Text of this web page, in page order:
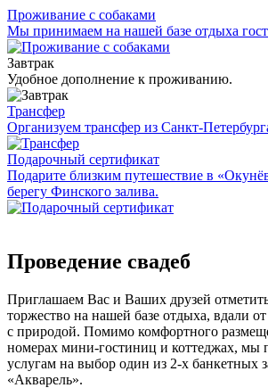
Проживание с собаками
Мы принимаем на нашей базе отдыха
Завтрак
Удобное дополнение к проживанию.
Трансфер
Организуем трансфер из Санкт-
Подарочный сертификат
Подарите близким путешествие в
берегу Финского залива.
Проведение свадеб
Приглашаем Вас и Ваших друзей
торжество на нашей базе отдыха, вдали
с природой. Помимо комфортного
номерах мини-гостиниц и коттеджах, мы
услугам на выбор один из 2-х банкетных
«Акварель».